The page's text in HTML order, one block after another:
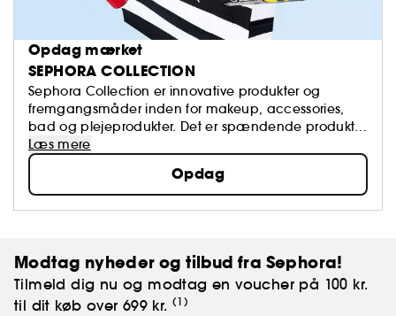
Opdag mærket
SEPHORA COLLECTION
Sephora Collection er innovative produkter og
fremgangsmåder inden for makeup, accessories,
bad og plejeprodukter. Det er spændende produkter
som er på forkant med udviklingen inden for alt
beauty, og der er altid tale om kvalitetsvarer.
Læs mere
Opdag
Modtag nyheder og tilbud fra Sephora!
Tilmeld dig nu og modtag en voucher på 100 kr.
til dit køb over 699 kr. (1)